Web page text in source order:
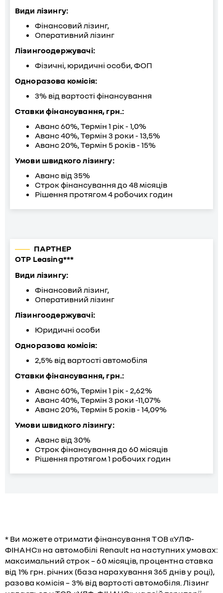
Види лізингу:
Фінансовий лізинг,
Оперативний лізинг
Лізингоодержувачі:
Фізичні, юридичні особи, ФОП
Одноразова комісія:
3% від вартості фінансування
Ставки фінансування, грн.:
Аванс 60%, Термін 1 рік - 1,0%
Аванс 40%, Термін 3 роки - 13,5%
Аванс 20%, Термін 5 років - 15%
Умови швидкого лізингу:
Аванс від 35%
Строк фінансування до 48 місяців
Рішення протягом 4 робочих годин
ПАРТНЕР
OTP Leasing***
Види лізингу:
Фінансовий лізинг,
Оперативний лізинг
Лізингоодержувачі:
Юридичні особи
Одноразова комісія:
2,5% від вартості автомобіля
Ставки фінансування, грн.:
Аванс 60%, Термін 1 рік - 2,62%
Аванс 40%, Термін 3 роки -11,07%
Аванс 20%, Термін 5 років - 14,09%
Умови швидкого лізингу:
Аванс від 30%
Строк фінансування до 60 місяців
Рішення протягом 1 робочих годин
* Ви можете отримати фінансування ТОВ «УЛФ-
ФІНАНС» на автомобілі Renault на наступних умовах:
максимальний строк – 60 місяців, процентна ставка
від 1% грн. річних (база нарахування 365 днів у році),
разова комісія – 3% від вартості автомобіля. Лізинг